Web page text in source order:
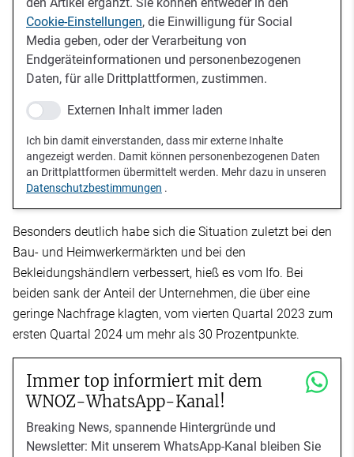
Cookie-Einstellungen, die Einwilligung für Social
Media geben, oder der Verarbeitung von
Endgeräteinformationen und personenbezogenen
Daten, für alle Drittplattformen, zustimmen.
Externen Inhalt immer laden
Ich bin damit einverstanden, dass mir externe Inhalte
angezeigt werden. Damit können personenbezogenen Daten
an Drittplattformen übermittelt werden. Mehr dazu in unseren
Datenschutzbestimmungen .
Besonders deutlich habe sich die Situation zuletzt bei den
Bau- und Heimwerkermärkten und bei den
Bekleidungshändlern verbessert, hieß es vom Ifo. Bei
beiden sank der Anteil der Unternehmen, die über eine
geringe Nachfrage klagten, vom vierten Quartal 2023 zum
ersten Quartal 2024 um mehr als 30 Prozentpunkte.
Immer top informiert mit dem
WNOZ-WhatsApp-Kanal!
Breaking News, spannende Hintergründe und
Newsletter: Mit unserem WhatsApp-Kanal bleiben Sie